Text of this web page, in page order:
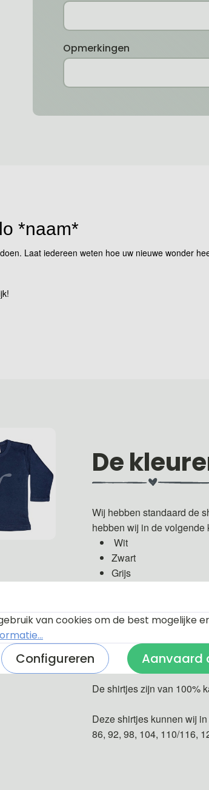
Opmerkingen
*naam*
Laat iedereen weten hoe uw nieuwe wonder
De
Wij hebben standaard de
hebben wij in de volgende
Wit
Zwart
Grijs
Fuchsia roze
Donker blauw
De shirtjes zijn van 100%
Deze shirtjes kunnen wij
86, 92, 98, 104, 110/116,
van cookies om de best mogelijke
Configureren Aanvaard